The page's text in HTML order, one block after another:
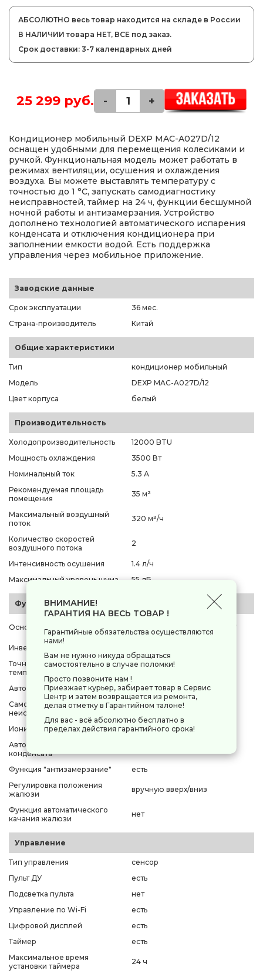
АБСОЛЮТНО весь товар находится на складе в России
В НАЛИЧИИ товара НЕТ, ВСЕ под заказ.
Срок доставки: 3-7 календарных дней
25 299 руб. - +
Кондиционер мобильный DEXP MAC-A027D/12
оснащен удобными для перемещения колесиками и
ручкой. Функциональная модель может работать в
режимах вентиляции, осушения и охлаждения
воздуха. Вы можете выставлять температуру с
точностью до 1 °C, запускать самодиагностику
неисправностей, таймер на 24 ч, функции бесшумной
ночной работы и антизамерзания. Устройство
дополнено технологией автоматического испарения
конденсата и отключения кондиционера при
заполнении емкости водой. Есть поддержка
управления через мобильное приложение.
Заводские данные
Срок эксплуатации
36 мес.
Страна-производитель
Китай
Общие характеристики
Тип
кондиционер мобильный
Модель
DEXP MAC-A027D/12
Цвет корпуса
белый
Производительность
Холодопроизводительность
12000 BTU
Мощность охлаждения
3500 Вт
Номинальный ток
5.3 А
Рекомендуемая площадь
помещения
35 м²
Максимальный воздушный
поток
320 м³/ч
Количество скоростей
воздушного потока
2
Интенсивность осушения
1.4 л/ч
Максимальный уровень шума
55 дБ
Функционал
Основные режимы
осушение, охлаждение
Инвертор
Точность установки
температуры
1 °C
Авторестарт
есть
Самодиагностика
неисправности
есть
Ионизация
нет
Автоматическое испарение
конденсата
Функция "антизамерзание"
есть
Регулировка положения
жалюзи
вручную вверх/вниз
Функция автоматического
качания жалюзи
нет
Управление
Тип управления
сенсор
Пульт ДУ
есть
Подсветка пульта
нет
Управление по Wi-Fi
есть
Цифровой дисплей
есть
Таймер
есть
Максимальное время
установки таймера
24 ч
ВНИМАНИЕ!
ГАРАНТИЯ НА ВЕСЬ ТОВАР !
Гарантийные обязательства осуществляются
нами!
Вам не нужно никуда обращаться
самостоятельно в случае поломки!
Просто позвоните нам !
Приезжает курьер, забирает товар в Сервис
Центр и затем возвращается из ремонта,
делая отметку в Гарантийном талоне!
Для вас - всё абсолютно бесплатно в
пределах действия гарантийного срока!